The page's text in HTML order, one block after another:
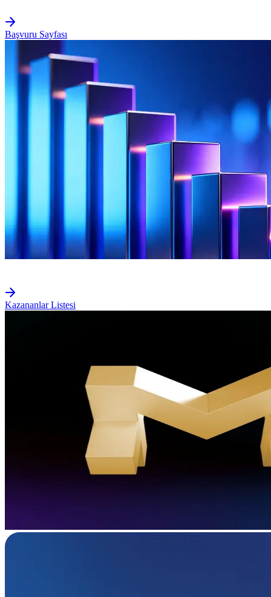
Başvuru Sayfası
Kazananlar Listesi